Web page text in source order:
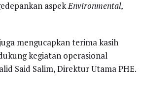
aspekEnvironmental,
mengucapkan terima kasih
kegiatan operasional
Said Salim, Direktur Utama PHE.